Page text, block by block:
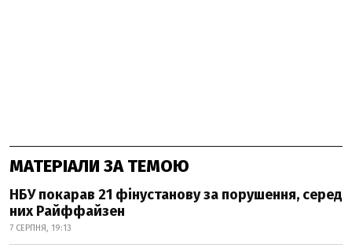
МАТЕРІАЛИ ЗА ТЕМОЮ
НБУ покарав 21 фінустанову за порушення, серед
них Райффайзен
7 СЕРПНЯ, 19:13